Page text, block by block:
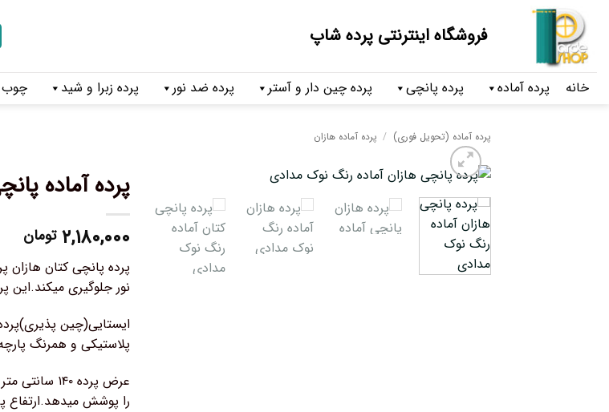
فروشگاه اینترنتی پرده شاپ
خانه پرده آماده پرده پانچی پرده چین دار و آستر پرده ضد نور پرده زبرا و شید چوب
پرده آماده (تحویل فوری) / پرده آماده هازان
پرده آماده
۲,۱۸۰,۰۰۰ تومان
پرده پانچی کتان
نور جلوگیری میکند.این
ایستایی(چین
پلاستیکی و همرنگ
را پوشش میدهد.ارتفاع پرده کتان